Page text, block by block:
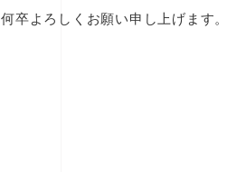
何卒よろしくお願い申し上げます。